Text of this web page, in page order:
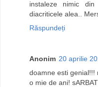
instaleze nimic
diacriticele alea..
Răspundeți
Anonim 20 aprilie
doamne esti genial!!!
o mie de ani!